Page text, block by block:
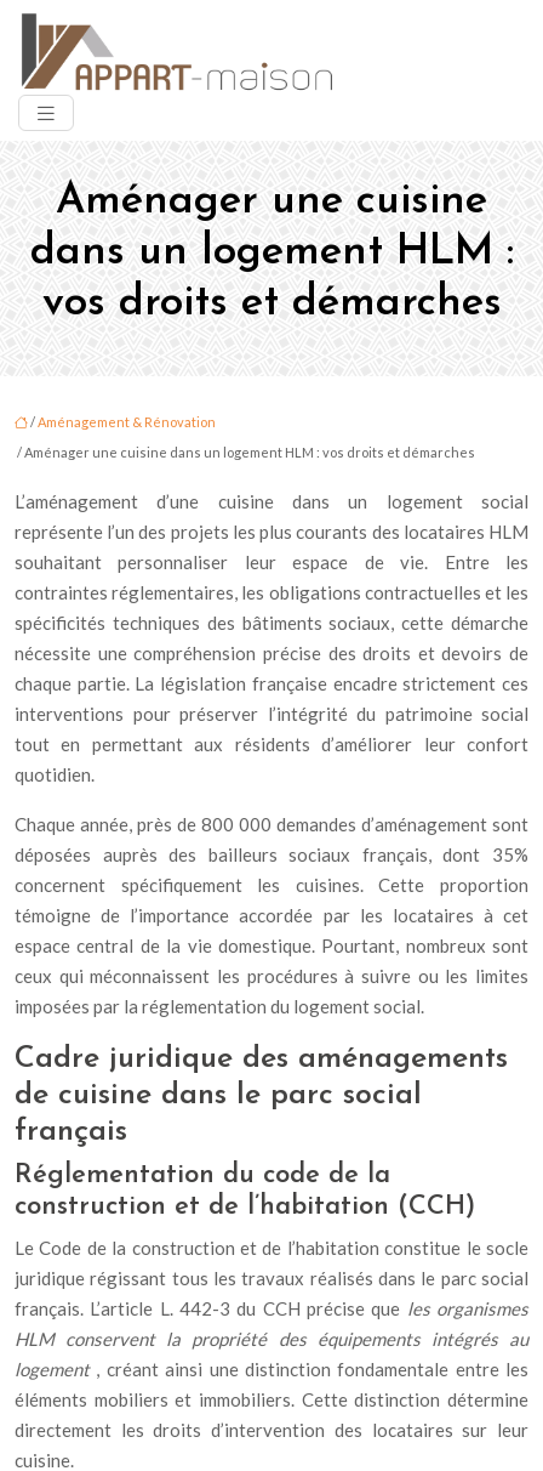
Aménager une cuisine
dans un logement HLM :
vos droits et démarches
/Aménagement & Rénovation
/ Aménager une cuisine dans un logement HLM : vos droits et démarches
L’aménagement d’une cuisine dans un logement social
représente l’un des projets les plus courants des locataires HLM
souhaitant personnaliser leur espace de vie. Entre les
contraintes réglementaires, les obligations contractuelles et les
spécificités techniques des bâtiments sociaux, cette démarche
nécessite une compréhension précise des droits et devoirs de
chaque partie. La législation française encadre strictement ces
interventions pour préserver l’intégrité du patrimoine social
tout en permettant aux résidents d’améliorer leur confort
quotidien.
Chaque année, près de 800 000 demandes d’aménagement sont
déposées auprès des bailleurs sociaux français, dont 35%
concernent spécifiquement les cuisines. Cette proportion
témoigne de l’importance accordée par les locataires à cet
espace central de la vie domestique. Pourtant, nombreux sont
ceux qui méconnaissent les procédures à suivre ou les limites
imposées par la réglementation du logement social.
Cadre juridique des aménagements
de cuisine dans le parc social
français
Réglementation du code de la
construction et de l’habitation (CCH)
Le Code de la construction et de l’habitation constitue le socle
juridique régissant tous les travaux réalisés dans le parc social
français. L’article L. 442-3 du CCH précise que les organismes
HLM conservent la propriété des équipements intégrés au
logement , créant ainsi une distinction fondamentale entre les
éléments mobiliers et immobiliers. Cette distinction détermine
directement les droits d’intervention des locataires sur leur
cuisine.